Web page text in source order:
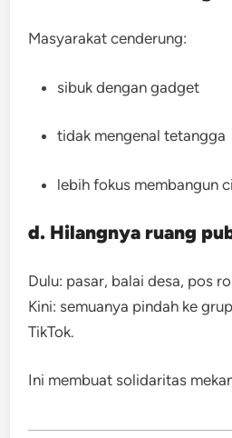
Masyarakat cenderung:
sibuk dengan gadget
tidak mengenal tetangga
lebih fokus membangun
d. Hilangnya ruang
Dulu: pasar, balai desa, pos
Kini: semuanya pindah ke
TikTok.
Ini membuat solidaritas